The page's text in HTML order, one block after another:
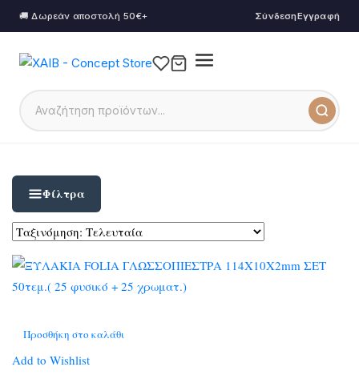
🚚 Δωρεάν αποστολή 50€+ ΣύνδεσηΕγγραφή
Φίλτρα
Προσθήκη στο καλάθι
Add to Wishlist